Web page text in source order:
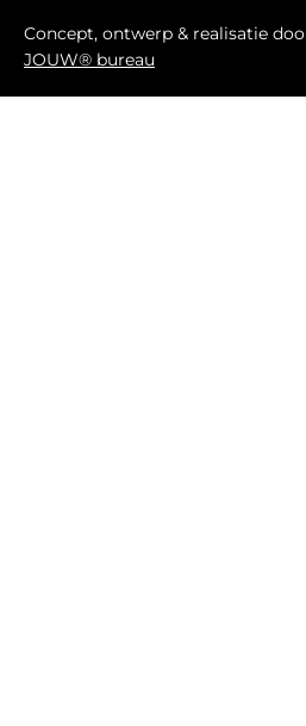
Concept, ontwerp & realisatie
JOUW® bureau